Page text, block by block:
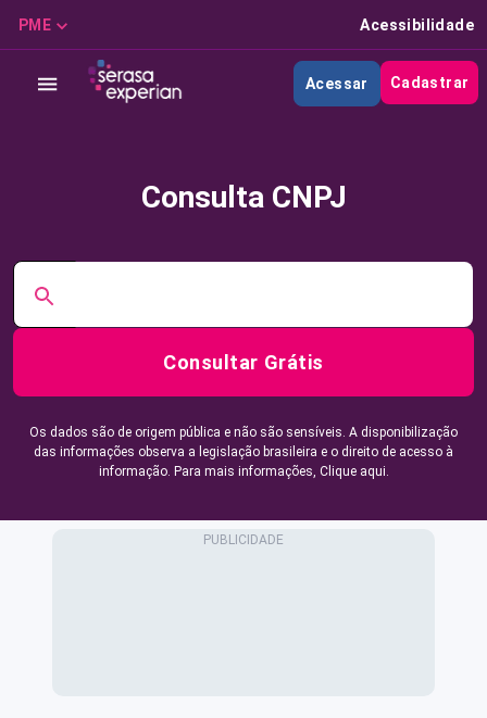
PME Acessibilidade
Acessar Cadastrar
Consulta CNPJ
Consultar Grátis
Os dados são de origem pública e não são sensíveis. A disponibilização
das informações observa a legislação brasileira e o direito de acesso à
informação. Para mais informações, Clique aqui.